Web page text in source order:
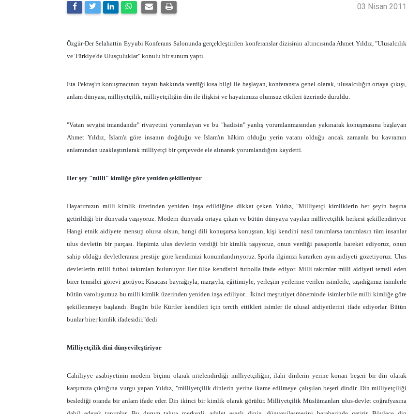
03 Nisan 2011
Özgür-Der Selahattin Eyyubi Konferans Salonunda gerçekleştirilen konferanslar dizisinin altıncısında Ahmet Yıldız, "Ulusalcılık
ve Türkiye'de Ulusçuluklar" konulu bir sunum yaptı.
Eta Pektaş'ın konuşmacının hayatı hakkında verdiği kısa bilgi ile başlayan, konferansta genel olarak, ulusalcılığın ortaya çıkışı,
anlam dünyası, milliyetçilik, milliyetçiliğin din ile ilişkisi ve hayatımıza olumsuz etkileri üzerinde duruldu.
"Vatan sevgisi imandandır" rivayetini yorumlayan ve bu "hadisin" yanlış yorumlanmasından yakınarak konuşmasına başlayan
Ahmet Yıldız, İslam'a göre insanın doğduğu ve İslam'ın hâkim olduğu yerin vatanı olduğu ancak zamanla bu kavramın
anlamından uzaklaştırılarak milliyetçi bir çerçevede ele alınarak yorumlandığını kaydetti.
Her şey "milli" kimliğe göre yeniden şekilleniyor
Hayatımızın milli kimlik üzerinden yeniden inşa edildiğine dikkat çeken Yıldız, "Milliyetçi kimliklerin her şeyin başına
getirildiği bir dünyada yaşıyoruz. Modern dünyada ortaya çıkan ve bütün dünyaya yayılan milliyetçilik herkesi şekillendiriyor.
Hangi etnik aidiyete mensup olursa olsun, hangi dili konuşursa konuşsun, kişi kendini nasıl tanımlarsa tanımlasın tüm insanlar
ulus devletin bir parçası. Hepimiz ulus devletin verdiği bir kimlik taşıyoruz, onun verdiği pasaportla hareket ediyoruz, onun
sahip olduğu devletlerarası prestije göre kendimizi konumlandırıyoruz. Sporla ilgimizi kurarken aynı aidiyeti gözetiyoruz. Ulus
devletlerin milli futbol takımları bulunuyor. Her ülke kendisini futbolla ifade ediyor. Milli takımlar milli aidiyeti temsil eden
birer temsilci görevi görüyor. Kısacası bayrağıyla, marşıyla, eğitimiyle, yerleşim yerlerine verilen isimlerle, taşıdığımız isimlerle
bütün varoluşumuz bu milli kimlik üzerinden yeniden inşa ediliyor... İkinci meşrutiyet döneminde isimler bile milli kimliğe göre
şekillenmeye başlandı. Bugün bile Kürtler kendileri için tercih ettikleri isimler ile ulusal aidiyetlerini ifade ediyorlar. Bütün
bunlar birer kimlik ifadesidir."dedi
Milliyetçilik dini dünyevileştiriyor
Cahiliyye asabiyetinin modern biçimi olarak nitelendirdiği milliyetçiliğin, ilahi dinlerin yerine konan beşeri bir din olarak
karşımıza çıktığına vurgu yapan Yıldız, "milliyetçilik dinlerin yerine ikame edilmeye çalışılan beşeri dindir. Din milliyetçiliği
beslediği oranda bir anlam ifade eder. Din ikinci bir kimlik olarak görülür. Milliyetçilik Müslümanları ulus-devlet coğrafyasına